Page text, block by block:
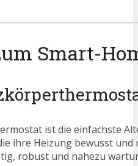
Smart-
ist die einfachste
ihre Heizung bewusst
robust und nahezu